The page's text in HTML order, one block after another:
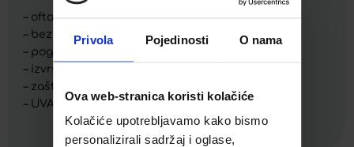
Privola Pojedinosti O nama
Ova web-stranica koristi kolačiće
Kolačiće upotrebljavamo kako bismo
personalizirali sadržaj i oglase,
– oftalmološki testirano
– bez parfema
– pogodno za korisnike kontaktnih leća
– izvrsna podloga za šminku
– zaštitni faktor SPF 15
– UVA zaštita